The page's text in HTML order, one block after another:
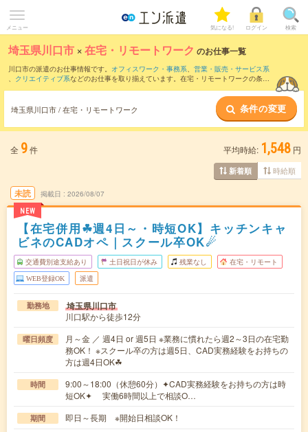
メニュー 気になる! ログイン 検索
埼玉県川口市 ×在宅・リモートワーク のお仕事一覧
川口市の派遣のお仕事情報です。 オフィスワーク・事務系、 営業・販売・サービス系
、 クリエイティブ系などのお仕事を取り揃えています。在宅・リモートワークの条件
埼玉県川口市 / 在宅・リモートワーク 条件の変更
全 9件 平均時給: 1,548 円
新着順 時給順
未読
NEW
掲載日 2026/08/07
【在宅併用☘︎週4日～・時短OK】キッチンキャ
ビネのCADオペ｜スクール卒OK☄
交通費別途支給あり 土日祝日が休み 残業なし 在宅・リモート
WEB登録OK 派遣
勤務地 埼玉県川口市
川口駅から徒歩12分
曜日頻度
月～金 ／ 週4日 or 週5日 ※業務に慣れたら週2～3日の在宅勤
務OK！ ※スクール卒の方は週5日、CAD実務経験をお持ちの
方は週4日OK☘︎
時間
9:00～18:00（休憩60分）✦CAD実務経験をお持ちの方は時
短OK✦ 実働6時間以上で相談O…
期間 即日～長期 ※開始日相談OK！